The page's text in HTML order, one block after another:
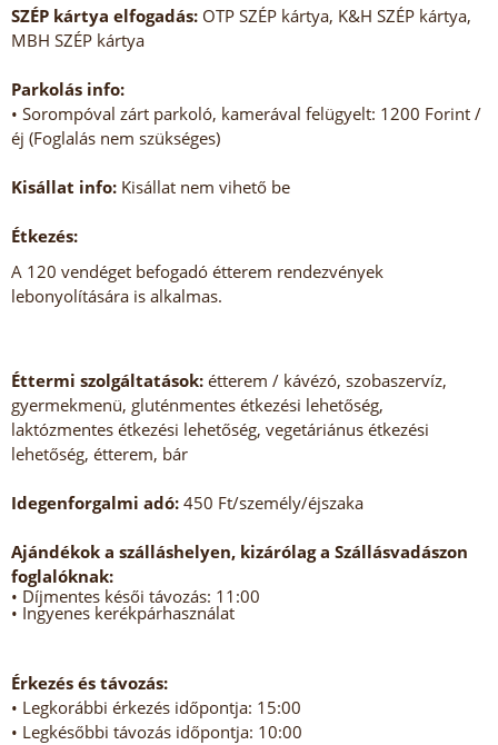
SZÉP kártya elfogadás: OTP SZÉP kártya, K&H SZÉP kártya,
MBH SZÉP kártya
Parkolás info:
• Sorompóval zárt parkoló, kamerával felügyelt: 1200 Forint /
éj (Foglalás nem szükséges)
Kisállat info: Kisállat nem vihető be
Étkezés:
A 120 vendéget befogadó étterem rendezvények
lebonyolítására is alkalmas.
Éttermi szolgáltatások: étterem / kávézó, szobaszervíz,
gyermekmenü, gluténmentes étkezési lehetőség,
laktózmentes étkezési lehetőség, vegetáriánus étkezési
lehetőség, étterem, bár
Idegenforgalmi adó: 450 Ft/személy/éjszaka
Ajándékok a szálláshelyen, kizárólag a Szállásvadászon
foglalóknak:
• Díjmentes késői távozás: 11:00
• Ingyenes kerékpárhasználat
Érkezés és távozás:
• Legkorábbi érkezés időpontja: 15:00
• Legkésőbbi távozás időpontja: 10:00